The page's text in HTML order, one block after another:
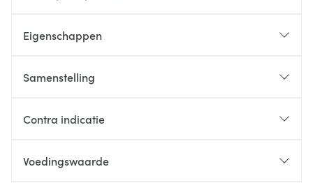
Eigenschappen
Samenstelling
Contra indicatie
Voedingswaarde